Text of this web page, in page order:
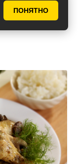
ПОНЯТНО